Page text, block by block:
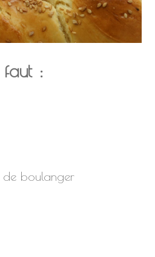
faut :
de boulanger